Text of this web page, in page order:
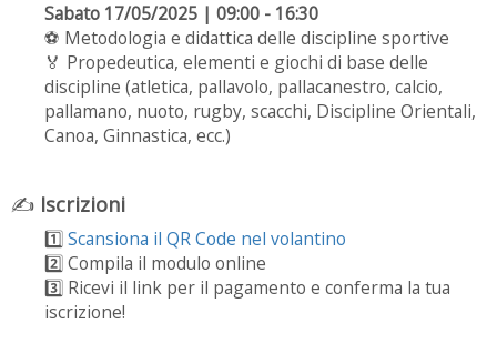
Sabato 17/05/2025 | 09:00 - 16:30
⚽ Metodologia e didattica delle discipline sportive
🏅 Propedeutica, elementi e giochi di base delle
discipline (atletica, pallavolo, pallacanestro, calcio,
pallamano, nuoto, rugby, scacchi, Discipline Orientali,
Canoa, Ginnastica, ecc.)
✍️ Iscrizioni
1️⃣Scansiona il QR Code nel volantino
2️⃣ Compila il modulo online
3️⃣ Ricevi il link per il pagamento e conferma la tua
iscrizione!